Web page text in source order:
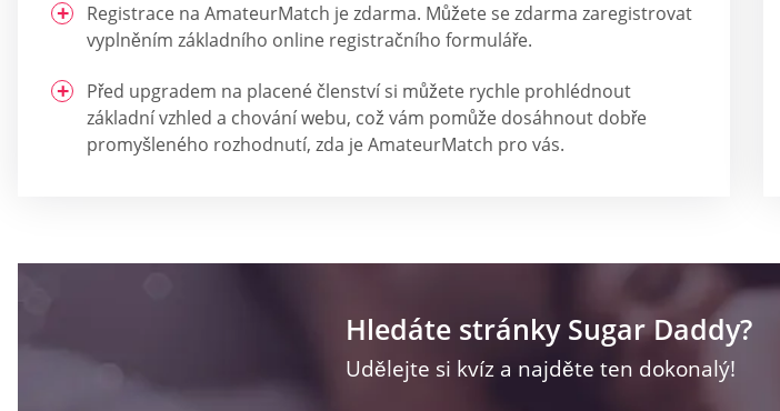
Registrace na AmateurMatch je zdarma. Můžete se zdarma zaregistrovat
vyplněním základního online registračního formuláře.
Před upgradem na placené členství si můžete rychle prohlédnout
základní vzhled a chování webu, což vám pomůže dosáhnout dobře
promyšleného rozhodnutí, zda je AmateurMatch pro vás.
Hledáte stránky Sugar Daddy?
Udělejte si kvíz a najděte ten dokonalý!